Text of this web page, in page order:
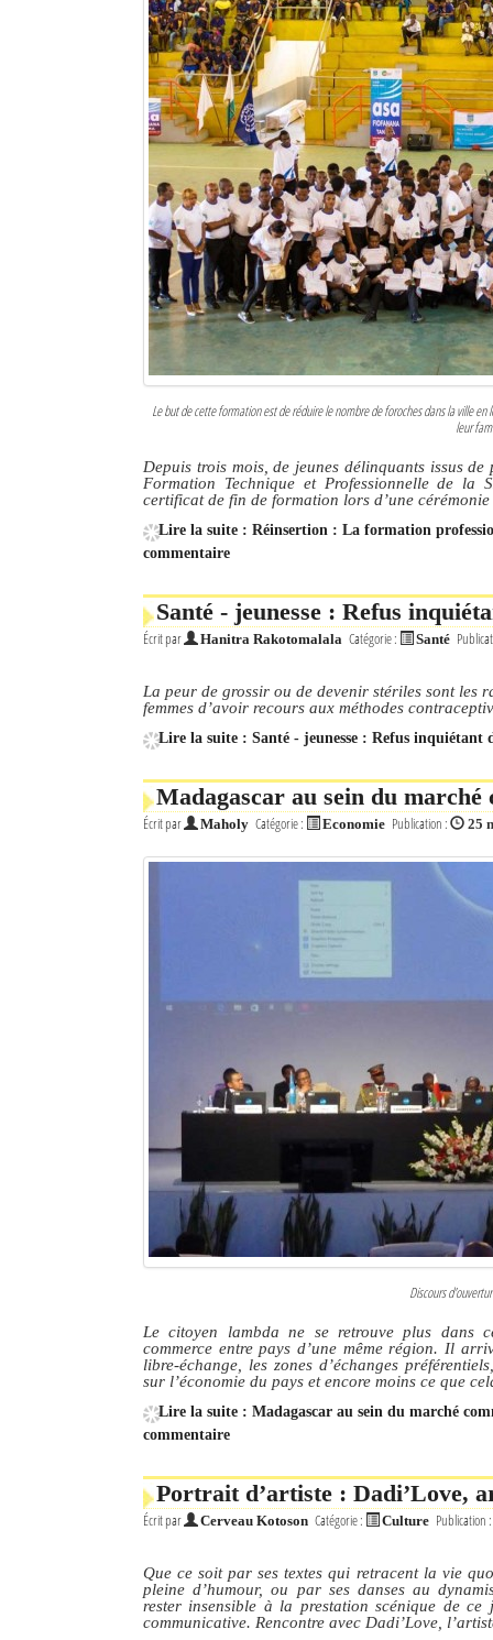
Sites touristiques
Diego Suarez Pratique
Les Petites Annonces
La Tribune de Diego en PDF
Connexion
Le but de cette formation est de réduire le nombre de foroches dans la ville
leur
Depuis trois mois, de jeunes délinquants issus
Formation Technique et Professionnelle de la
certificat de fin de formation lors d’une
Lire la suite : Réinsertion : La formation
commentaire
Santé - jeunesse : Refus
Écrit par Hanitra Rakotomalala Catégorie : Santé
La peur de grossir ou de devenir stériles sont les
femmes d’avoir recours aux méthodes
Lire la suite : Santé - jeunesse : Refus inquiétant
Madagascar au sein du
Écrit par Maholy Catégorie : Economie Publication : 25
Discours
Le citoyen lambda ne se retrouve plus dans
commerce entre pays d’une même région. Il
libre-échange, les zones d’échanges
sur l’économie du pays et encore moins ce que
Lire la suite : Madagascar au sein du marché
commentaire
Portrait d’artiste : Dadi’Love,
Écrit par Cerveau Kotoson Catégorie : Culture Publication :
Que ce soit par ses textes qui retracent la vie
pleine d’humour, ou par ses danses au
rester insensible à la prestation scénique de ce
communicative. Rencontre avec Dadi’Love,